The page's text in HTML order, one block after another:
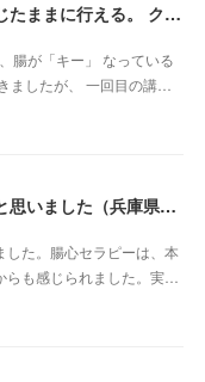
自分と向き合いながら、心の声を聞く感じたままに行える。 クライアントさん主体で行うとこ ろが本当に素晴らしいです（新潟県・佐藤よしみさん）
腸が「キー」 なっている
ましたが、 一回目の講…
腸心セラピーって本当にスゴすぎる！！と思いました（兵庫県 M・Oさん）
した。腸心セラピーは、本
も感じられました。実…